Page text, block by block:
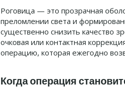
Роговица — это прозрачная
преломлении света и
существенно снизить качество
очковая или контактная
операцию, которая ежегодно
Когда операция